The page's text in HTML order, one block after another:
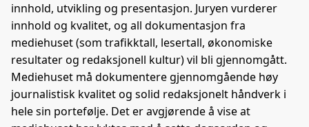
innhold, utvikling og presentasjon. Juryen vurderer
innhold og kvalitet, og all dokumentasjon fra
mediehuset (som trafikktall, lesertall, økonomiske
resultater og redaksjonell kultur) vil bli gjennomgått.
Mediehuset må dokumentere gjennomgående høy
journalistisk kvalitet og solid redaksjonelt håndverk i
hele sin portefølje. Det er avgjørende å vise at